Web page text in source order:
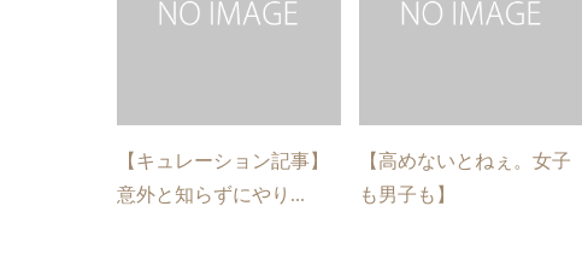
【キュレーション記事】
意外と知らずにやり...
【高めないとねぇ。女子
も男子も】